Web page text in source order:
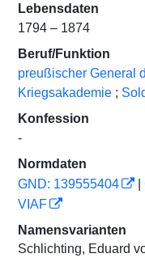
Lebensdaten
1794 – 1874
Beruf/Funktion
preußischer General
Kriegsakademie ;
Konfession
-
Normdaten
GND: 139555404
VIAF
Namensvarianten
Schlichting, Eduard